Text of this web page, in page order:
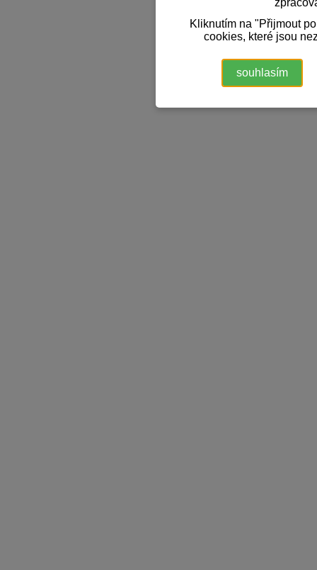
Kliknutím na "Přijmout
cookies, které jsou
souhlasím